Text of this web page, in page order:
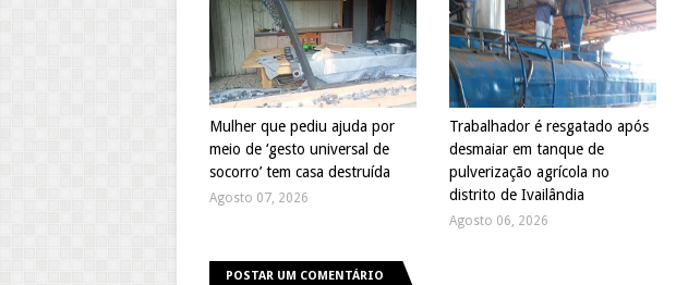
Mulher que pediu ajuda por
meio de ‘gesto universal de
socorro’ tem casa destruída
Agosto 07, 2026
Trabalhador é resgatado após
desmaiar em tanque de
pulverização agrícola no
distrito de Ivailândia
Agosto 06, 2026
POSTAR UM COMENTÁRIO